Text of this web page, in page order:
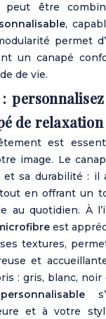
peut être
,
permet
un canapé
de vie.
de relaxation
est
image. Le
et sa durabilité : il
en offrant un
au quotidien. À
est
textures,
et
: gris, blanc, noir
et à votre